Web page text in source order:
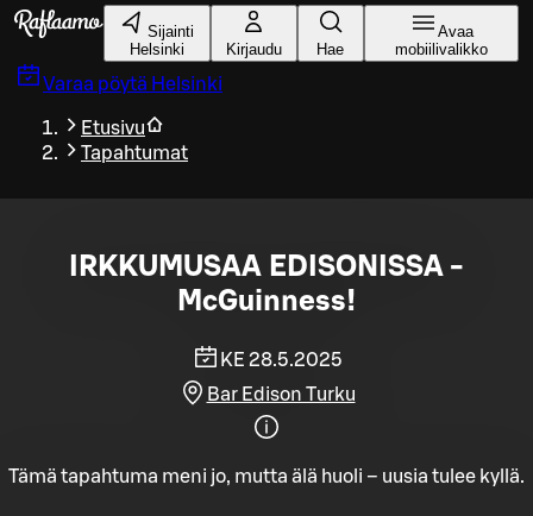
Siirry pääsisältöön
Sijainti
Helsinki
Kirjaudu Hae
Avaa
mobiilivalikko
Varaa pöytä Helsinki
Etusivu
Tapahtumat
IRKKUMUSAA EDISONISSA -
McGuinness!
KE 28.5.2025
Bar Edison Turku
Tämä tapahtuma meni jo, mutta älä huoli – uusia tulee kyllä.